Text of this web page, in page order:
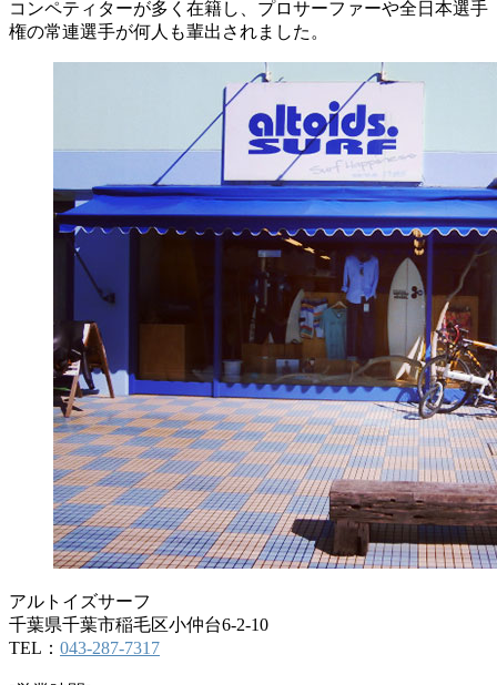
コンペティターが多く在籍し、プロサーファーや全日本選手
権の常連選手が何人も輩出されました。
アルトイズサーフ
千葉県千葉市稲毛区小仲台6-2-10
TEL： 043-287-7317